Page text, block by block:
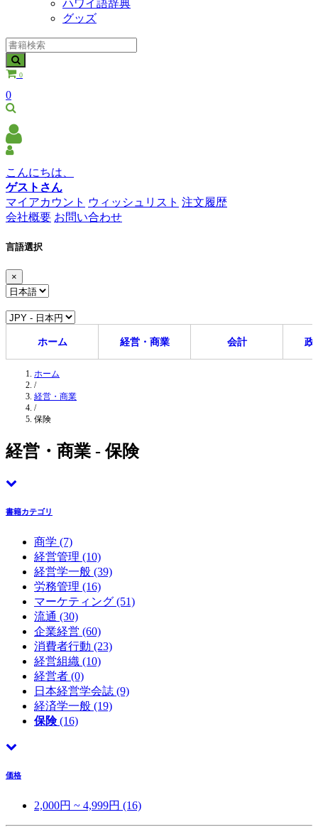
ハワイ語辞典
グッズ
0
0
こんにちは、
ゲストさん
マイアカウント ウィッシュリスト 注文履歴
会社概要 お問い合わせ
言語選択
×
ホーム 経営・商業 会計 政
ホーム
/
経営・商業
/
保険
経営・商業 - 保険
書籍カテゴリ
商学 (7)
経営管理 (10)
経営学一般 (39)
労務管理 (16)
マーケティング (51)
流通 (30)
企業経営 (60)
消費者行動 (23)
経営組織 (10)
経営者 (0)
日本経営学会誌 (9)
経済学一般 (19)
保険 (16)
価格
2,000円 ~ 4,999円 (16)